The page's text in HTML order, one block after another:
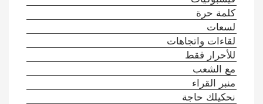
كلمة حرة
لسعات
لقاءات واتجاهات
للأحرار فقط
مع الشعب
منبر القراء
نحكيلك حاجة